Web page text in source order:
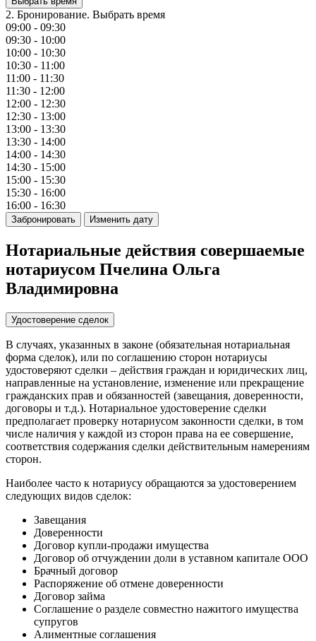
2. Бронирование. Выбрать время
09:00 - 09:30
09:30 - 10:00
10:00 - 10:30
10:30 - 11:00
11:00 - 11:30
11:30 - 12:00
12:00 - 12:30
12:30 - 13:00
13:00 - 13:30
13:30 - 14:00
14:00 - 14:30
14:30 - 15:00
15:00 - 15:30
15:30 - 16:00
16:00 - 16:30
Забронировать Изменить дату
Нотариальные действия совершаемые
нотариусом Пчелина Ольга
Владимировна
Удостоверение сделок
В случаях, указанных в законе (обязательная нотариальная
форма сделок), или по соглашению сторон нотариусы
удостоверяют сделки – действия граждан и юридических лиц,
направленные на установление, изменение или прекращение
гражданских прав и обязанностей (завещания, доверенности,
договоры и т.д.). Нотариальное удостоверение сделки
предполагает проверку нотариусом законности сделки, в том
числе наличия у каждой из сторон права на ее совершение,
соответствия содержания сделки действительным намерениям
сторон.
Наиболее часто к нотариусу обращаются за удостоверением
следующих видов сделок:
Завещания
Доверенности
Договор купли-продажи имущества
Договор об отчуждении доли в уставном капитале ООО
Брачный договор
Распоряжение об отмене доверенности
Договор займа
Соглашение о разделе совместно нажитого имущества
супругов
Алиментные соглашения